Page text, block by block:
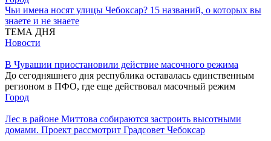
Чьи имена носят улицы Чебоксар? 15 названий, о которых вы
знаете и не знаете
ТЕМА ДНЯ
Новости
В Чувашии приостановили действие масочного режима
До сегодняшнего дня республика оставалась единственным
регионом в ПФО, где еще действовал масочный режим
Город
Лес в районе Миттова собираются застроить высотными
домами. Проект рассмотрит Градсовет Чебоксар